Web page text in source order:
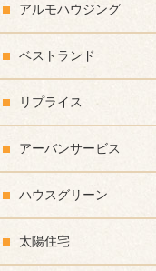
アルモハウジング
ベストランド
リプライス
アーバンサービス
ハウスグリーン
太陽住宅